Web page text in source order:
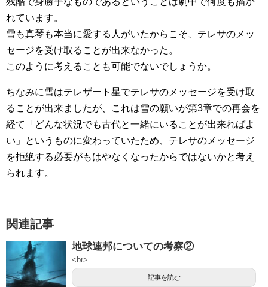
れています。
雪も真琴も本当に愛する人がいたからこそ、テレサのメッ
セージを受け取ることが出来なかった。
このように考えることも可能でないでしょうか。
ちなみに雪はテレザート星でテレサのメッセージを受け取
ることが出来ましたが、これは雪の願いが第3章での再会を
経て「どんな状況でも古代と一緒にいることが出来ればよ
い」というものに変わっていたため、テレサのメッセージ
を拒絶する必要がもはやなくなったからではないかと考え
られます。
関連記事
地球連邦についての考察②
<br>
記事を読む